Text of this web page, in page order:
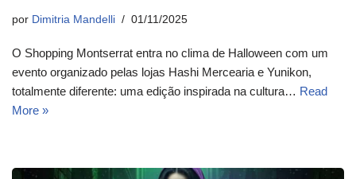
por Dimitria Mandelli 01/11/2025
O Shopping Montserrat entra no clima de Halloween com um
evento organizado pelas lojas Hashi Mercearia e Yunikon,
totalmente diferente: uma edição inspirada na cultura… Read
More »